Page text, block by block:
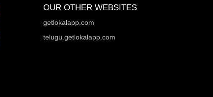
OUR OTHER WEBSITES
getlokalapp.com
telugu.getlokalapp.com